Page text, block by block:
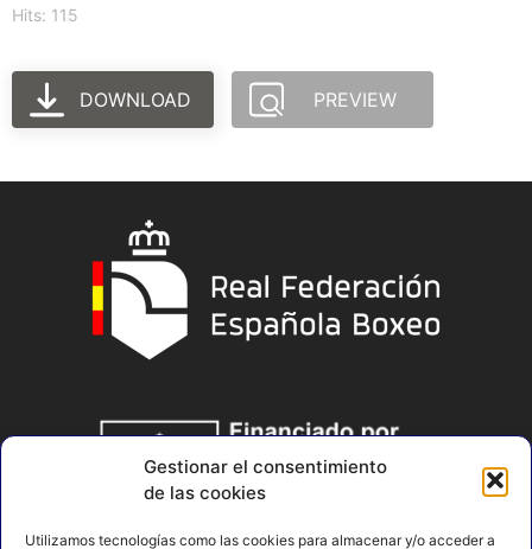
Gestionar el consentimiento
de las cookies
Utilizamos tecnologías como las cookies para almacenar y/o acceder a
Hits: 115
DOWNLOAD PREVIEW